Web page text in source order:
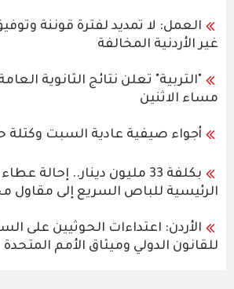
العمل: لا تمديد لفترة قوننة
غير الأردنية المخالفة
"التربية" تعلن نتائج الثانوية
مساء الاثنين
أجواء صيفية عادية السبت وكتلة
بكلفة 33 مليون دينار..
الرئيسية للباص السريع إلى مقاول
الأردن: اعتداءات الحوثيين على
للقانون الدولي وميثاق الأمم المتحدة